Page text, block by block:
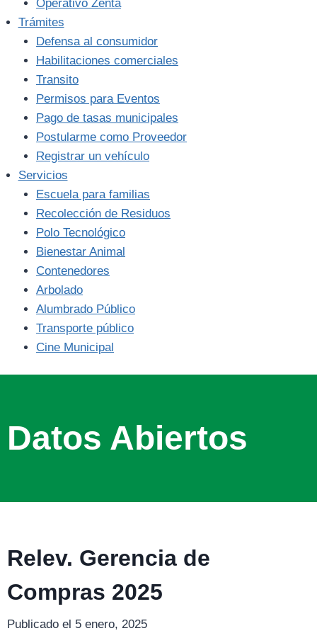
Operativo Zenta
Trámites
Defensa al consumidor
Habilitaciones comerciales
Transito
Permisos para Eventos
Pago de tasas municipales
Postularme como Proveedor
Registrar un vehículo
Servicios
Escuela para familias
Recolección de Residuos
Polo Tecnológico
Bienestar Animal
Contenedores
Arbolado
Alumbrado Público
Transporte público
Cine Municipal
Datos Abiertos
Relev. Gerencia de
Compras 2025
Publicado el 5 enero, 2025